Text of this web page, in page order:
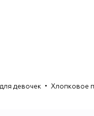
принт 1985
для девочек Хлопковое